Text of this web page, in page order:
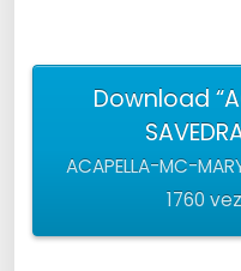
Download
ACAPELLA-MC-
1760